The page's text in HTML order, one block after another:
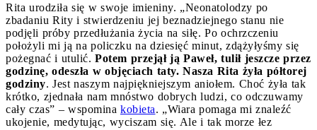
Rita urodziła się w swoje imieniny. „Neonatolodzy po
zbadaniu Rity i stwierdzeniu jej beznadziejnego stanu nie
podjęli próby przedłużania życia na siłę. Po ochrzczeniu
położyli mi ją na policzku na dziesięć minut, zdążyłyśmy się
pożegnać i utulić. Potem przejął ją Paweł, tulił jeszcze przez
godzinę, odeszła w objęciach taty. Nasza Rita żyła półtorej
godziny. Jest naszym najpiękniejszym aniołem. Choć żyła tak
krótko, zjednała nam mnóstwo dobrych ludzi, co odczuwamy
cały czas” – wspomina kobieta. „Wiara pomaga mi znaleźć
ukojenie, medytując, wyciszam się. Ale i tak morze łez